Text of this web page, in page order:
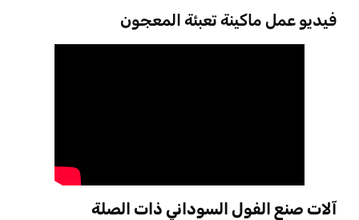
فيديو عمل ماكينة تعبئة المعجون
آلات صنع الفول السوداني ذات الصلة